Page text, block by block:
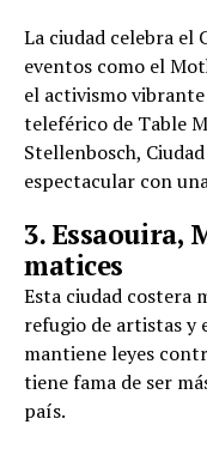
La ciudad celebra el
eventos como el
el activismo
teleférico de Table
Stellenbosch,
espectacular con
3. Essaouira,
matices
Esta ciudad costera
refugio de artistas y
mantiene leyes
tiene fama de ser
país.